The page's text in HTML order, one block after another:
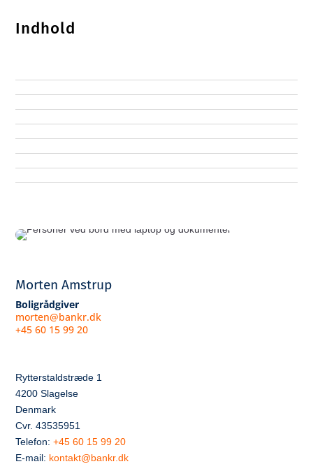
Indhold
Morten Amstrup
Boligrådgiver
morten@bankr.dk
+45 60 15 99 20
Rytterstaldstræde 1
4200 Slagelse
Denmark
Cvr. 43535951
Telefon:+45 60 15 99 20
E-mail: kontakt@bankr.dk